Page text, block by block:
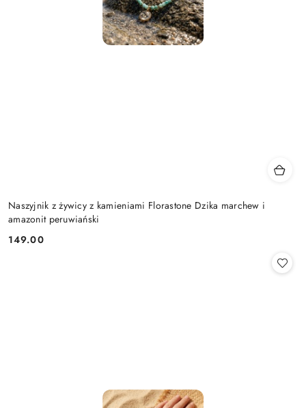
Naszyjnik z żywicy z kamieniami Florastone Dzika marchew i
amazonit peruwiański
Cena:
149.00